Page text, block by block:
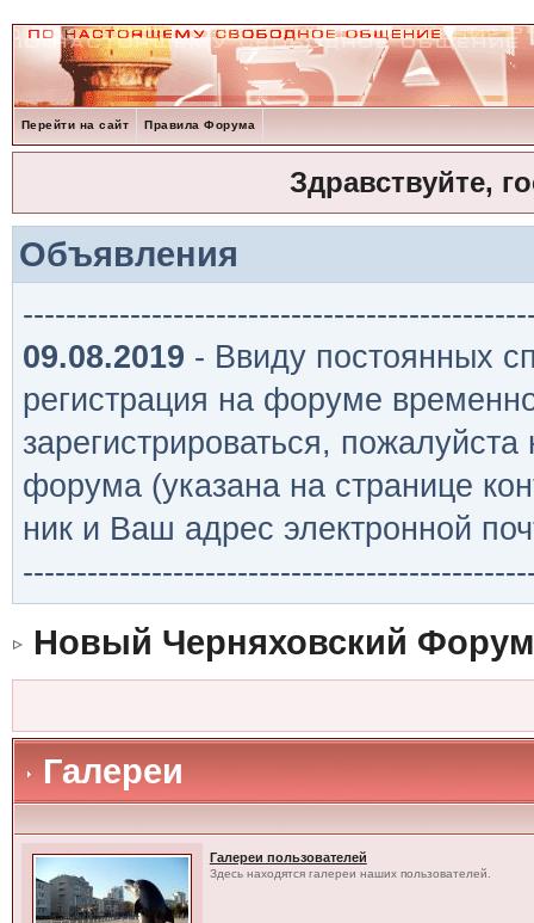
Перейти на сайт Правила Форума
Здравствуйте,
Объявления
09.08.2019 - Ввиду постоянных
регистрация на форуме
зарегистрироваться,
форума (указана на странице
ник и Ваш адрес электронной
Новый Черняховский Форум
Галереи
Галереи пользователей
Здесь находятся галереи наших пользователей.